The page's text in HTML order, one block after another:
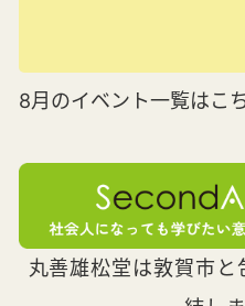
8月のイベント一覧はこ
丸善雄松堂は敦賀市